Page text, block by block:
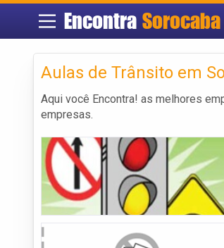
Encontra Sorocaba
Aulas de Trânsito em
Aqui você Encontra! as melhores
empresas.